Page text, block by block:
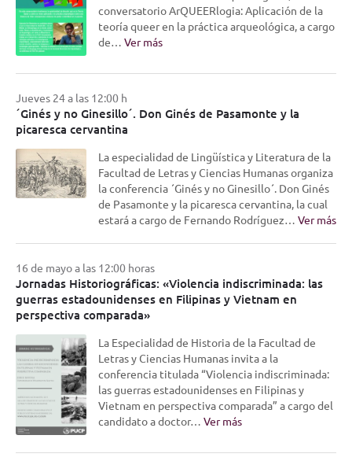
conversatorio ArQUEERlogia: Aplicación de la
teoría queer en la práctica arqueológica, a cargo
de… Ver más
Jueves 24 a las 12:00 h
´Ginés y no Ginesillo´. Don Ginés de Pasamonte y la
picaresca cervantina
La especialidad de Lingüística y Literatura de la
Facultad de Letras y Ciencias Humanas organiza
la conferencia ´Ginés y no Ginesillo´. Don Ginés
de Pasamonte y la picaresca cervantina, la cual
estará a cargo de Fernando Rodríguez… Ver más
16 de mayo a las 12:00 horas
Jornadas Historiográficas: «Violencia indiscriminada: las
guerras estadounidenses en Filipinas y Vietnam en
perspectiva comparada»
La Especialidad de Historia de la Facultad de
Letras y Ciencias Humanas invita a la
conferencia titulada “Violencia indiscriminada:
las guerras estadounidenses en Filipinas y
Vietnam en perspectiva comparada” a cargo del
candidato a doctor… Ver más